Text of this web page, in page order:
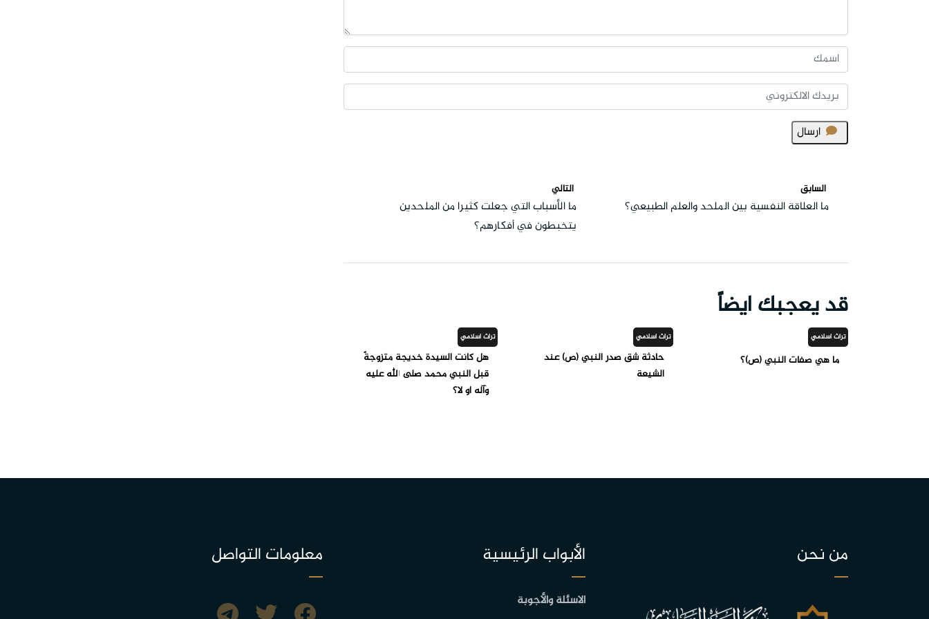
ارسال
السابق
ما العلاقة النفسية بين الملحد والعلم الطبيعي؟
التالي
ما الأسباب التي جعلت كثيرا من الملحدين
يتخبطون في أفكارهم؟
قد يعجبك ايضاً
تراث اسلامي
ما هي صفات النبي (ص)؟
تراث اسلامي
حادثة شق صدر النبي (ص) عند
الشيعة
تراث اسلامي
هل كانت السيدة خديجة متزوجةً
قبل النبي محمد صلى الله عليه
وآله أو لا؟
من نحن الأبواب الرئيسية
الاسئلة والأجوبة
معلومات التواصل